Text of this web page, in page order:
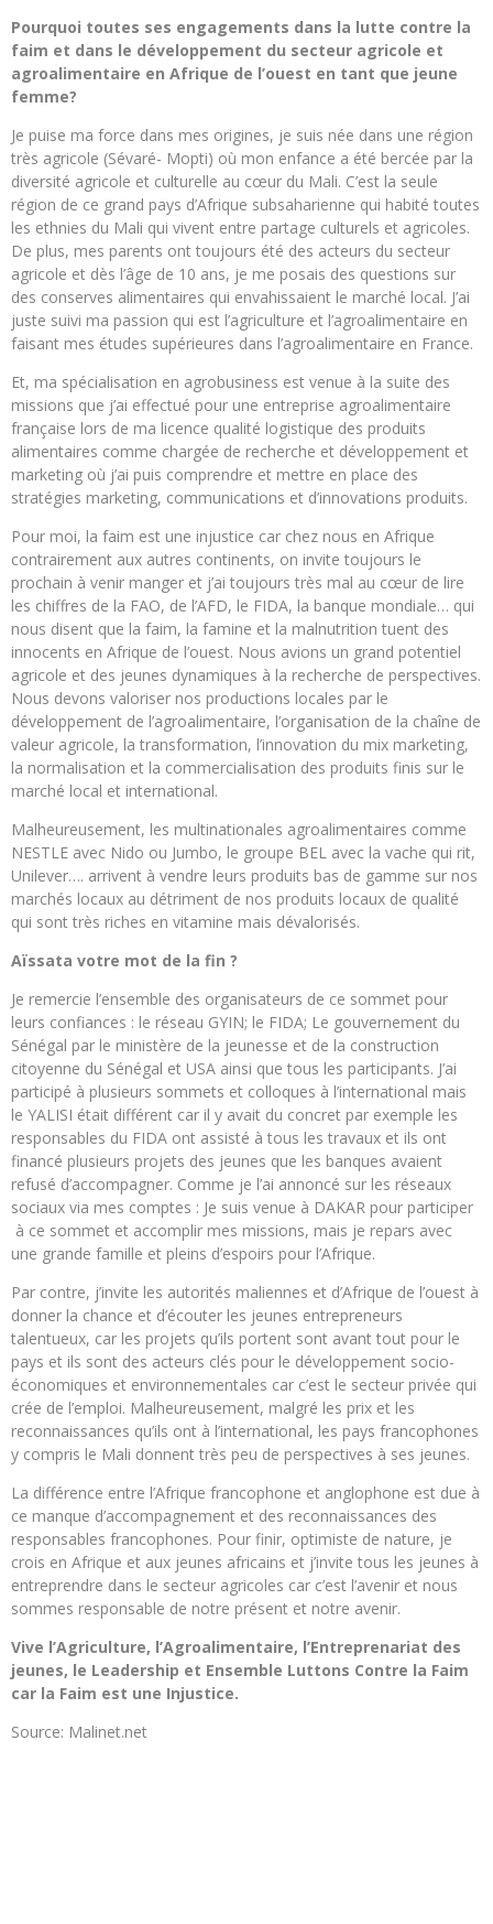
Pourquoi toutes ses engagements dans la lutte contre la
faim et dans le développement du secteur agricole et
agroalimentaire en Afrique de l’ouest en tant que jeune
femme?
Je puise ma force dans mes origines, je suis née dans une région
très agricole (Sévaré- Mopti) où mon enfance a été bercée par la
diversité agricole et culturelle au cœur du Mali. C’est la seule
région de ce grand pays d’Afrique subsaharienne qui habité toutes
les ethnies du Mali qui vivent entre partage culturels et agricoles.
De plus, mes parents ont toujours été des acteurs du secteur
agricole et dès l’âge de 10 ans, je me posais des questions sur
des conserves alimentaires qui envahissaient le marché local. J’ai
juste suivi ma passion qui est l’agriculture et l’agroalimentaire en
faisant mes études supérieures dans l’agroalimentaire en France.
Et, ma spécialisation en agrobusiness est venue à la suite des
missions que j’ai effectué pour une entreprise agroalimentaire
française lors de ma licence qualité logistique des produits
alimentaires comme chargée de recherche et développement et
marketing où j’ai puis comprendre et mettre en place des
stratégies marketing, communications et d’innovations produits.
Pour moi, la faim est une injustice car chez nous en Afrique
contrairement aux autres continents, on invite toujours le
prochain à venir manger et j’ai toujours très mal au cœur de lire
les chiffres de la FAO, de l’AFD, le FIDA, la banque mondiale… qui
nous disent que la faim, la famine et la malnutrition tuent des
innocents en Afrique de l’ouest. Nous avions un grand potentiel
agricole et des jeunes dynamiques à la recherche de perspectives.
Nous devons valoriser nos productions locales par le
développement de l’agroalimentaire, l’organisation de la chaîne de
valeur agricole, la transformation, l’innovation du mix marketing,
la normalisation et la commercialisation des produits finis sur le
marché local et international.
Malheureusement, les multinationales agroalimentaires comme
NESTLE avec Nido ou Jumbo, le groupe BEL avec la vache qui rit,
Unilever…. arrivent à vendre leurs produits bas de gamme sur nos
marchés locaux au détriment de nos produits locaux de qualité
qui sont très riches en vitamine mais dévalorisés.
Aïssata votre mot de la fin ?
Je remercie l’ensemble des organisateurs de ce sommet pour
leurs confiances : le réseau GYIN; le FIDA; Le gouvernement du
Sénégal par le ministère de la jeunesse et de la construction
citoyenne du Sénégal et USA ainsi que tous les participants. J’ai
participé à plusieurs sommets et colloques à l’international mais
le YALISI était différent car il y avait du concret par exemple les
responsables du FIDA ont assisté à tous les travaux et ils ont
financé plusieurs projets des jeunes que les banques avaient
refusé d’accompagner. Comme je l’ai annoncé sur les réseaux
sociaux via mes comptes : Je suis venue à DAKAR pour participer
à ce sommet et accomplir mes missions, mais je repars avec
une grande famille et pleins d’espoirs pour l’Afrique.
Par contre, j’invite les autorités maliennes et d’Afrique de l’ouest à
donner la chance et d’écouter les jeunes entrepreneurs
talentueux, car les projets qu’ils portent sont avant tout pour le
pays et ils sont des acteurs clés pour le développement socio-
économiques et environnementales car c’est le secteur privée qui
crée de l’emploi. Malheureusement, malgré les prix et les
reconnaissances qu’ils ont à l’international, les pays francophones
y compris le Mali donnent très peu de perspectives à ses jeunes.
La différence entre l’Afrique francophone et anglophone est due à
ce manque d’accompagnement et des reconnaissances des
responsables francophones. Pour finir, optimiste de nature, je
crois en Afrique et aux jeunes africains et j’invite tous les jeunes à
entreprendre dans le secteur agricoles car c’est l’avenir et nous
sommes responsable de notre présent et notre avenir.
Vive l’Agriculture, l’Agroalimentaire, l’Entreprenariat des
jeunes, le Leadership et Ensemble Luttons Contre la Faim
car la Faim est une Injustice.
Source: Malinet.net